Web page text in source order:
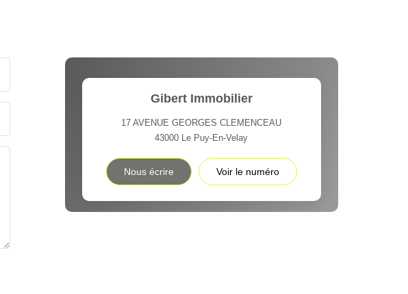
Gibert Immobilier
17 AVENUE GEORGES CLEMENCEAU
43000 Le Puy-En-Velay
Nous écrire Voir le numéro